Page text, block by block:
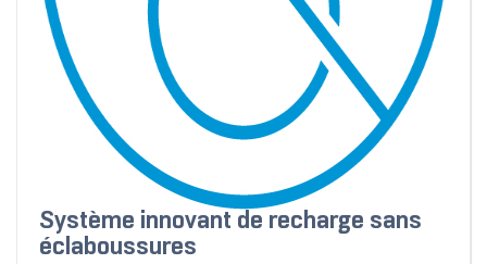
Système innovant de recharge sans
éclaboussures